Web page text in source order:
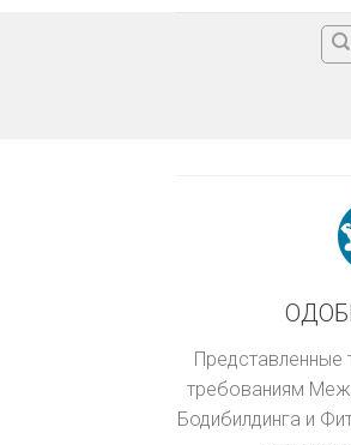
Представленные
требованиям
Бодибилдинга и